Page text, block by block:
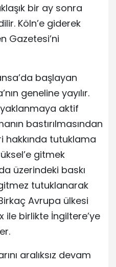
bir ay sonra
Köln’e giderek
Gazetesi’ni
başlayan
geneline yayılır.
aktif
bastırılmasından
tutuklama
gitmek
üzerindeki baskı
tutuklanarak
Avrupa ülkesi
ile birlikte İngiltere’ye
aralıksız devam